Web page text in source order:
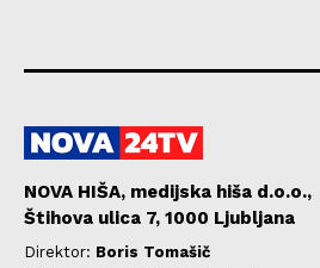
NOVA HIŠA, medijska hiša d.o.o.,
Štihova ulica 7, 1000 Ljubljana
Direktor: Boris Tomašič